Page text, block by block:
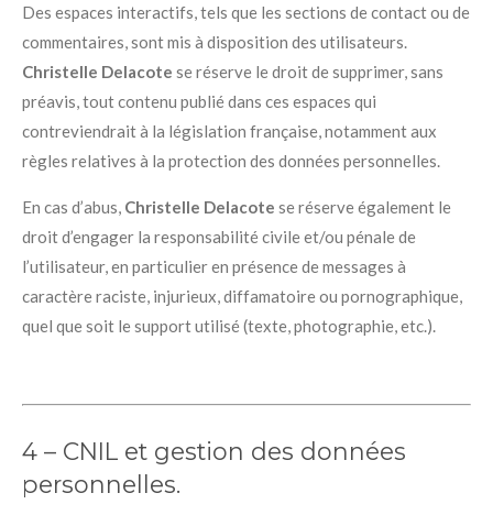
Des espaces interactifs, tels que les sections de contact ou de
commentaires, sont mis à disposition des utilisateurs.
Christelle Delacote se réserve le droit de supprimer, sans
préavis, tout contenu publié dans ces espaces qui
contreviendrait à la législation française, notamment aux
règles relatives à la protection des données personnelles.
En cas d’abus, Christelle Delacote se réserve également le
droit d’engager la responsabilité civile et/ou pénale de
l’utilisateur, en particulier en présence de messages à
caractère raciste, injurieux, diffamatoire ou pornographique,
quel que soit le support utilisé (texte, photographie, etc.).
4 – CNIL et gestion des données
personnelles.